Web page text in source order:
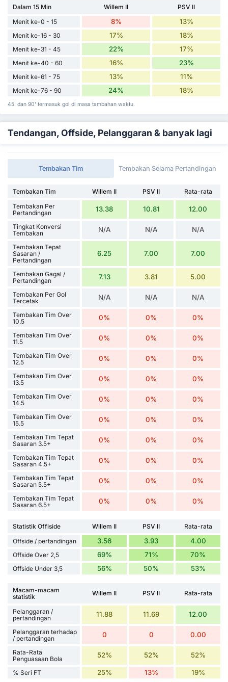
Dalam 15 Min Willem II
PSV II
Menit ke-0 - 15
8% 13%
Menit ke-16 - 30 17% 18%
Menit ke-31 - 45 22% 17%
Menit ke-40 - 60 16% 23%
Menit ke-61 - 75 13% 11%
Menit ke-76 - 90 24% 18%
45' dan 90' termasuk gol di masa tambahan waktu.
Tendangan, Offside, Pelanggaran & banyak lagi
Tembakan Tim Tembakan Selama Pertandingan
Tembakan Tim Willem II PSV II
Rata-rata
Tembakan Per
Pertandingan
13.38 10.81 12.00
Tingkat Konversi
Tembakan
N/A N/A N/A
Tembakan Tepat
Sasaran /
Pertandingan
6.25 7.00 7.00
Tembakan Gagal /
Pertandingan
7.13 3.81 5.00
Tembakan Per Gol
Tercetak
N/A N/A N/A
Tembakan Tim Over
10.5
0% 0% 0%
Tembakan Tim Over
11.5
0% 0% 0%
Tembakan Tim Over
12.5
0% 0% 0%
Tembakan Tim Over
13.5
0% 0% 0%
Tembakan Tim Over
14.5
0% 0% 0%
Tembakan Tim Over
15.5
0% 0% 0%
Tembakan Tim Tepat
Sasaran 3.5+
0% 0% 0%
Tembakan Tim Tepat
Sasaran 4.5+
0% 0% 0%
Tembakan Tim Tepat
Sasaran 5.5+
0% 0% 0%
Tembakan Tim Tepat
Sasaran 6.5+
0% 0% 0%
Statistik Offiside Willem II PSV II
Rata-rata
Offside / pertandingan
3.56 3.93 4.00
Offside Over 2,5 69% 71% 70%
Offside Under 3,5 56% 50% 53%
Macam-macam
statistik
Willem II PSV II Rata-rata
Pelanggaran /
pertandingan
11.88 11.69 12.00
Pelanggaran terhadap
/ pertandingan
0 0 0.00
Rata-Rata
Penguasaan Bola
52% 52% 52%
% Seri FT 25% 13% 19%